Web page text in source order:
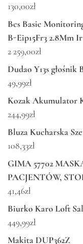
130,00zł
Bcs Basic
B-Eip15Fr3 2.8Mm
2 259,00zł
Dudao Y13s
49,99zł
Kozak Akumulator
244,99zł
Bluza Kucharska
108,33zł
GIMA 57702
PACJENTÓW,
41,46zł
Biurko Karo Loft
449,99zł
Makita DUP362Z